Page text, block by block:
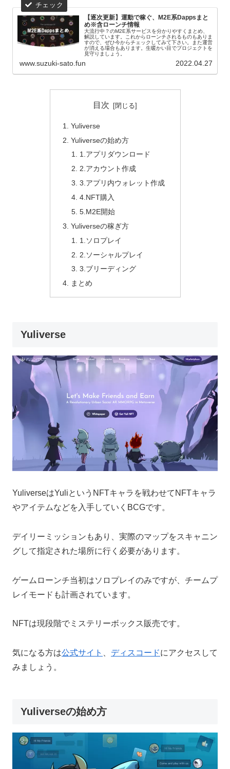
【逐次更新】運動で稼ぐ、M2E系Dappsまと
め※含ローンチ情報
大流行中？のM2E系サービスを分かりやすくまとめ、
解説しています。これからローンチされるものもありま
すので、ぜひ今からチェックしてみて下さい。また運営
が消える場合もあります。生暖かい目でプロジェクトを
見守りましょう。
www.suzuki-sato.fun 2022.04.27
目次
Yuliverse
Yuliverseの始め方
1.アプリダウンロード
2.アカウント作成
3.アプリ内ウォレット作成
4.NFT購入
5.M2E開始
Yuliverseの稼ぎ方
1.ソロプレイ
2.ソーシャルプレイ
3.ブリーディング
まとめ
Yuliverse
YuliverseはYuliというNFTキャラを戦わせてNFTキャラ
やアイテムなどを入手していくBCGです。
デイリーミッションもあり、実際のマップをスキャニン
グして指定された場所に行く必要があります。
ゲームローンチ当初はソロプレイのみですが、チームプ
レイモードも計画されています。
NFTは現段階でミステリーボックス販売です。
気になる方は公式サイト ディスコードにアクセスして
みましょう。
Yuliverseの始め方